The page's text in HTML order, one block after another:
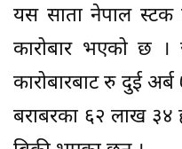
यस साता नेपाल स्टक
कारोबार भएको छ
कारोबारबाट रु दुई
बराबरका ६२ लाख ३४